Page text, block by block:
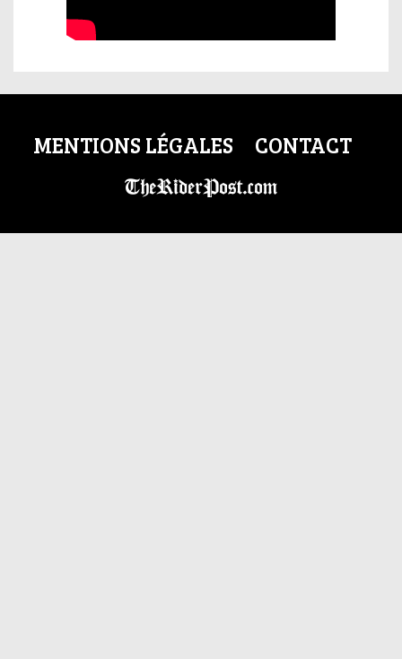
MENTIONS LÉGALES CONTACT